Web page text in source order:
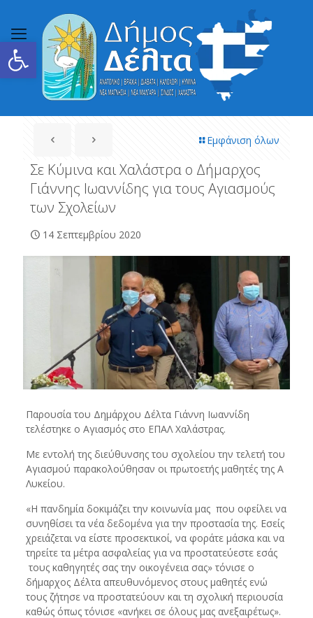
Ανοίξτε τη γραμμή εργαλείων
Εμφάνιση όλων
Σε Κύμινα και Χαλάστρα ο Δήμαρχος
Γιάννης Ιωαννίδης για τους Αγιασμούς
των Σχολείων
14 Σεπτεμβρίου 2020
Παρουσία του Δημάρχου Δέλτα Γιάννη Ιωαννίδη
τελέστηκε ο Αγιασμός στο ΕΠΑΛ Χαλάστρας.
Με εντολή της διεύθυνσης του σχολείου την τελετή του
Αγιασμού παρακολούθησαν οι πρωτοετής μαθητές της Α
Λυκείου.
«Η πανδημία δοκιμάζει την κοινωνία μας που οφείλει να
συνηθίσει τα νέα δεδομένα για την προστασία της. Εσείς
χρειάζεται να είστε προσεκτικοί, να φοράτε μάσκα και να
τηρείτε τα μέτρα ασφαλείας για να προστατεύεστε εσάς
τους καθηγητές σας την οικογένεια σας» τόνισε ο
δήμαρχος Δέλτα απευθυνόμενος στους μαθητές ενώ
τους ζήτησε να προστατεύουν και τη σχολική περιουσία
καθώς όπως τόνισε «ανήκει σε όλους μας ανεξαιρέτως».